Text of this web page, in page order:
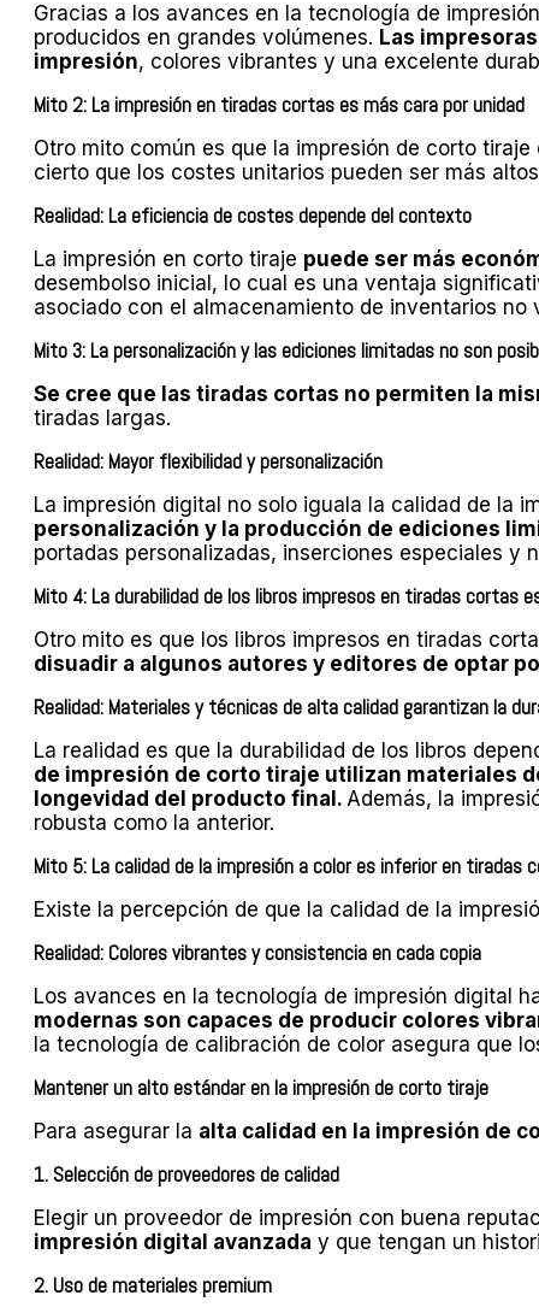
Gracias a los avances en la tecnología de
producidos en grandes volúmenes. Las
impresión, colores vibrantes y una excelente
Mito 2: La impresión en tiradas cortas es más cara por unidad
Otro mito común es que la impresión de corto
cierto que los costes unitarios pueden ser más
Realidad: La eficiencia de costes depende del contexto
La impresión en corto tiraje puede ser más
desembolso inicial, lo cual es una ventaja
asociado con el almacenamiento de inventarios no
Mito 3: La personalización y las ediciones limitadas no son
Se cree que las tiradas cortas no permiten la
tiradas largas.
Realidad: Mayor flexibilidad y personalización
La impresión digital no solo iguala la calidad de la
personalización y la producción de ediciones
portadas personalizadas, inserciones especiales y
Mito 4: La durabilidad de los libros impresos en tiradas cortas
Otro mito es que los libros impresos en tiradas
disuadir a algunos autores y editores de optar
Realidad: Materiales y técnicas de alta calidad garantizan la
La realidad es que la durabilidad de los libros
de impresión de corto tiraje utilizan materiales
longevidad del producto final. Además, la
robusta como la anterior.
Mito 5: La calidad de la impresión a color es inferior en tiradas
Existe la percepción de que la calidad de la
Realidad: Colores vibrantes y consistencia en cada copia
Los avances en la tecnología de impresión digital
modernas son capaces de producir colores
la tecnología de calibración de color asegura que
Mantener un alto estándar en la impresión de corto tiraje
Para asegurar la alta calidad en la impresión de
1. Selección de proveedores de calidad
Elegir un proveedor de impresión con buena
impresión digital avanzada y que tengan un
2. Uso de materiales premium